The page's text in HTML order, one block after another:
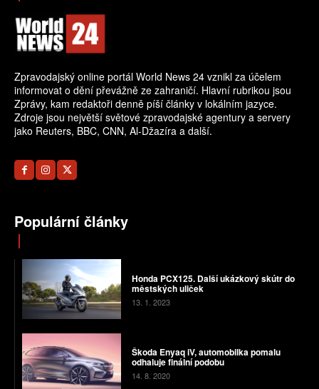
Zpravodajský online portál World News 24 vznikl za účelem
informovat o dění převážně ze zahraničí. Hlavní rubrikou jsou
Zprávy, kam redaktoři denně píší články v lokálním jazyce.
Zdroje jsou největší světové zpravodajské agentury a servery
jako Reuters, BBC, CNN, Al-Džazíra a další.
Populární články
Honda PCX125. Další ukázkový skútr do
městských uliček
13. 1. 2023
Škoda Enyaq iV, automobilka pomalu
odhaluje finální podobu
14. 8. 2020